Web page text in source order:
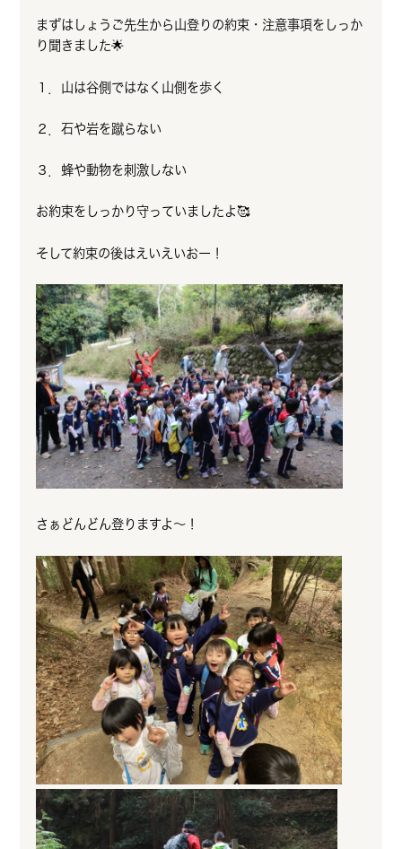
まずはしょうご先生から山登りの約束・注意事項をしっか
り聞きました🌟
１．山は谷側ではなく山側を歩く
２．石や岩を蹴らない
３．蜂や動物を刺激しない
お約束をしっかり守っていましたよ🥰
そして約束の後はえいえいおー！
さぁどんどん登りますよ～！